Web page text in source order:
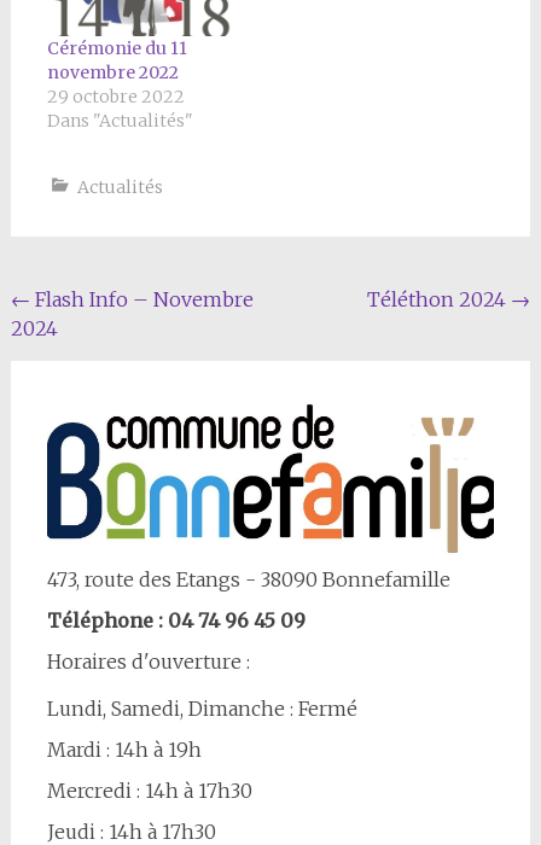
Cérémonie du 11
novembre 2022
29 octobre 2022
Dans "Actualités"
Actualités
Navigation
Article
← Flash Info – Novembre
2024
Téléthon 2024 →
473, route des Etangs - 38090 Bonnefamille
Téléphone : 04 74 96 45 09
Horaires d'ouverture :
Lundi, Samedi, Dimanche : Fermé
Mardi : 14h à 19h
Mercredi : 14h à 17h30
Jeudi : 14h à 17h30